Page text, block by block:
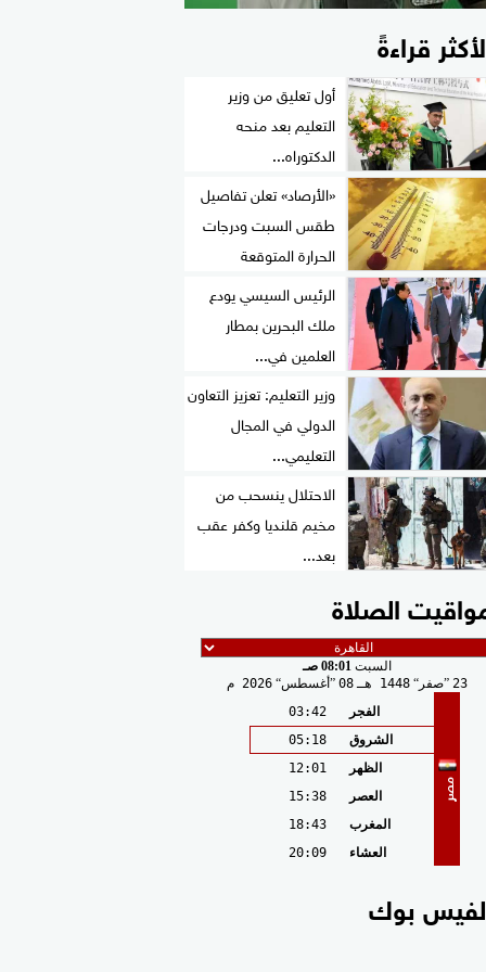
قراءةً
أول تعليق من وزير
التعليم بعد منحه
الدكتوراه...
«الأرصاد» تعلن تفاصيل
طقس السبت ودرجات
الحرارة المتوقعة
الرئيس السيسي يودع
ملك البحرين بمطار
العلمين في...
وزير التعليم: تعزيز التعاون
الدولي في المجال
التعليمي...
الاحتلال ينسحب من
مخيم قلنديا وكفر عقب
بعد...
الصلاة
السبت 08:01 صـ
23 صفر 1448 هـ 08 أغسطس 2026 م
مصر
الفجر
03:42
الشروق
05:18
الظهر
12:01
العصر
15:38
المغرب
18:43
العشاء
20:09
بوك